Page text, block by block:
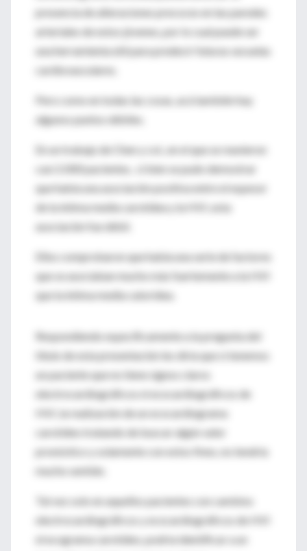
presencia de alteraciones precoces en las paredes
arteriales de estos jóvenes, por lo cual puede ser
una herramienta útil para predecir futuras secuelas
cardiovasculares.
Pero como en todas las cosas, acá también hay
algunos puntos débiles.
En un trabajo de Chen y col., en el que se reunieron
casi 2.000 pacientes, si bien se pudo demostrar
que había una asociación positiva entre el espesor
de la íntima media carotídea y la HVI, esta
asociación fue débil.
Ellos comprobaron que había una serie de factores
que se asociaban mucho más fuertemente a la HVI
que la íntima media catorídea.
Respondiendo específicamente a la pregunta del
título de esta presentación les diría que si tenemos
un paciente que no tiene signos claros
electrocardiográficos ni ecocardiográficos de
HVI, la realización de un ecocardiograma
carotídeo tratando de buscar algún valor
pronóstico y solamente con estos fines, no tendría
mucho sentido.
Tal vez solo en aquellos pacientes con cambios
electrocardiográficos y ecocardiográficos de HVI
el ecograma carotídeo, podría identificar a un